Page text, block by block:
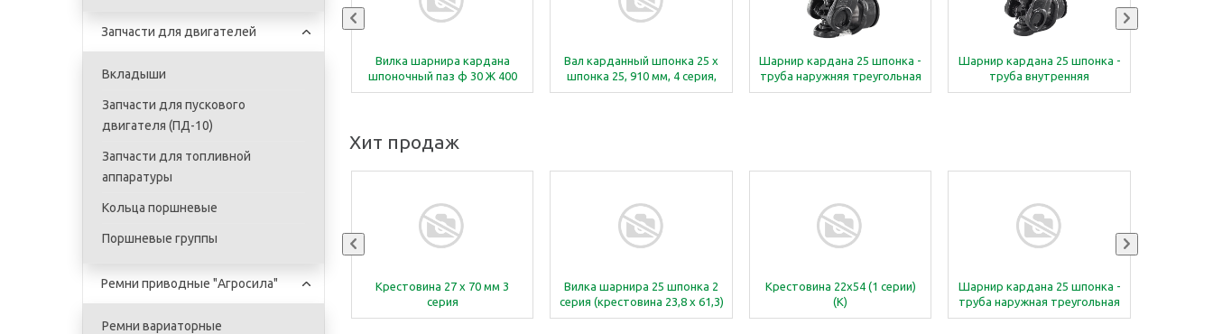
Запчасти для двигателей
Вкладыши
Запчасти для пускового
двигателя (ПД-10)
Запчасти для топливной
аппаратуры
Кольца поршневые
Поршневые группы
Ремни приводные "Агросила"
Ремни вариаторные
внутренняя лимонная 4 серия
LLв 160
Вилка шарнира кардана
шпоночный паз ф 30 Ж 400
(ЛИТАЯ)
Вал карданный шпонка 25 x
шпонка 25, 910 мм, 4 серия,
Т10.016.091.112.264.264
Шарнир кардана 25 шпонка -
труба наружняя треугольная
4.03, 4 серия (крестовина 27 x
Шарнир кардана 25 шпонка -
труба внутренняя
треугольная 4.04, 4 серия
Хит продаж
Труба карданная
треугольная 1 серия
Крестовина 27 x 70 мм 3
серия
Вилка шарнира 25 шпонка 2
серия (крестовина 23,8 x 61,3)
Крестовина 22х54 (1 серии)
(К)
Шарнир кардана 25 шпонка -
труба наружная треугольная
2.03, 2 серия (крестовина 23,8